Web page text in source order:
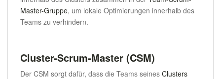
Master-Gruppe, um lokale Optimierungen innerhalb des
Teams zu verhindern.
Cluster-Scrum-Master (CSM)
Der CSM sorgt dafür, dass die Teams seines Clusters